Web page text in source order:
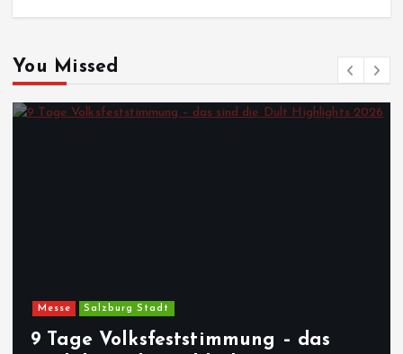
You Missed
Messe Salzburg Stadt
9 Tage Volksfeststimmung – das